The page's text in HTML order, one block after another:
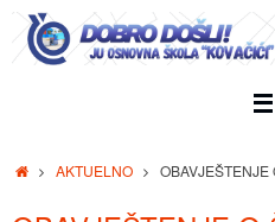
Skip
content
HomeAKTUELNO